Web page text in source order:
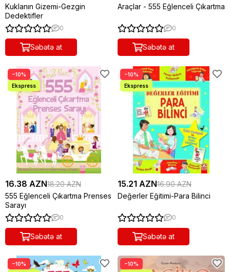
Kuklanın Gizemi-Gezgin
Dedektifler
0
Səbətə at
Araçlar - 555 Eğlenceli Çıkartma
0
Səbətə at
−10%
16.38 AZN18.20 AZN
555 Eğlenceli Çıkartma Prenses
Sarayı
0
Səbətə at
−10%
15.21 AZN16.90 AZN
Değerler Eğitimi-Para Bilinci
0
Səbətə at
−10% −10%